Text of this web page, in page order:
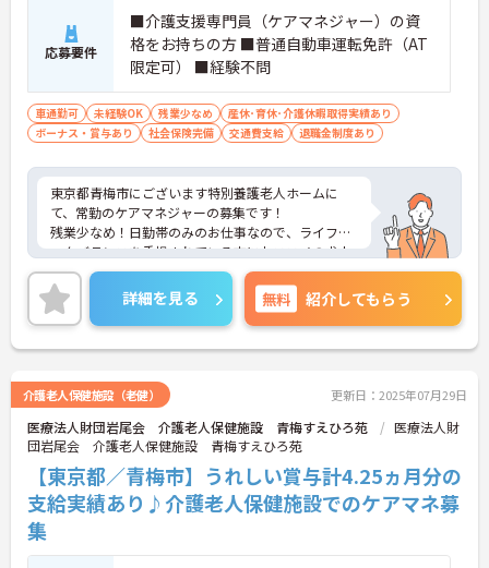
応募要件
■介護支援専門員（ケアマネジャー）の資
格をお持ちの方 ■普通自動車運転免許（AT
限定可） ■経験不問
車通勤可 未経験OK 残業少なめ
産休･育休･介護休暇取得実績あり
ボーナス・賞与あり
社会保険完備 交通費支給 退職金制度あり
東京都青梅市にございます特別養護老人ホームに
て、常勤のケアマネジャーの募集です！
残業少なめ！日勤帯のみのお仕事なので、ライフワ
ークバランスを重視されている方におススメの求人
です！
マイカー通勤も可能なので、通勤ラクラクなところ
も嬉しいポイントです♪
ご興味ある方には、面接対策ポイントなど、さらに
詳細をお話しいたしますのでお気軽にご相談くださ
詳細を見る 無料 紹介してもらう
介護老人保健施設（老健） 更新日：2025年07月29日
医療法人財団岩尾会 介護老人保健施設 青梅すえひろ苑
医療法人財
団岩尾会 介護老人保健施設 青梅すえひろ苑
【東京都／青梅市】うれしい賞与計4.25ヵ月分の
支給実績あり♪介護老人保健施設でのケアマネ募
集